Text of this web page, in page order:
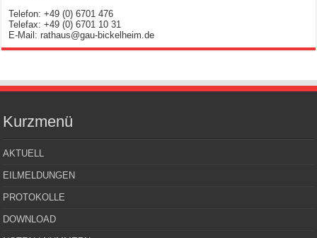
Telefon: +49 (0) 6701 476
Telefax: +49 (0) 6701 10 31
E-Mail: rathaus@gau-bickelheim.de
Kurzmenü
AKTUELL
EILMELDUNGEN
PROTOKOLLE
DOWNLOAD